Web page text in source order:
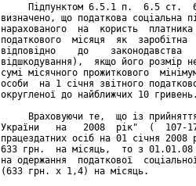
Підпунктом 6.5.1 п.  6.5 ст.
визначено, що податкова соціальна
нарахованого  на  користь
податкового  місяця  як
відповідно    до
відшкодування),  якщо його розмір
сумі місячного прожиткового
особи  на 1 січня звітного
округленої до найближчих 10
Враховуючи те,  що із
України   на   2008  рік"  (  107-
працездатних осіб на 01 січня 2008
633 грн.  на місяць,  то з 01.01.08
на одержання  податкової
(633 грн. х 1,4) на місяць.